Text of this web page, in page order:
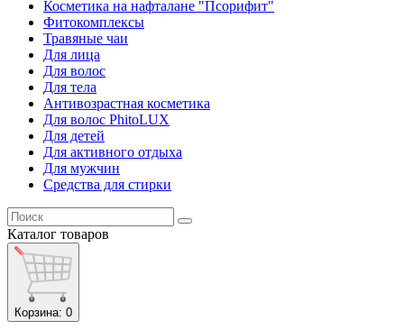
Косметика на нафталане "Псорифит"
Фитокомплексы
Травяные чаи
Для лица
Для волос
Для тела
Антивозрастная косметика
Для волос PhitoLUX
Для детей
Для активного отдыха
Для мужчин
Средства для стирки
Каталог товаров
Корзина: 0